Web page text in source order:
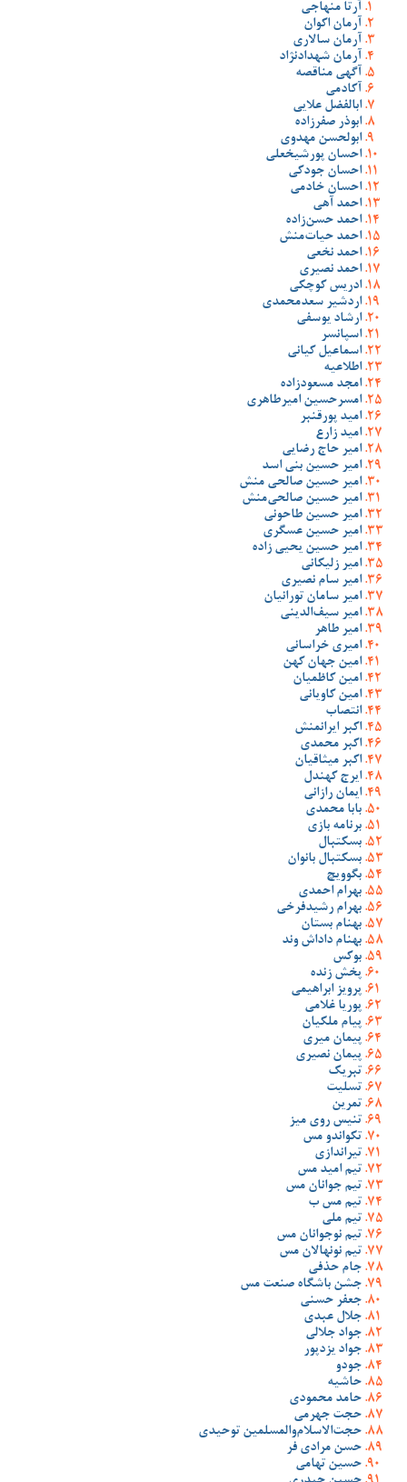
آرتا منهاجی
آرمان اکوان
آرمان سالاری
آرمان شهدادنژاد
آگهی مناقصه
آکادمی
ابالفضل علایی
ابوذر صفرزاده
ابولحسن مهدوی
احسان پورشیخعلی
احسان جودکی
احسان خادمی
احمد آهی
احمد حسن‌زاده
احمد حیات‌منش
احمد نخعی
احمد نصیری
ادریس کوچکی
اردشیر سعدمحمدی
ارشاد یوسفی
اسپانسر
اسماعیل کیانی
اطلاعیه
امجد مسعودزاده
امسرحسین امیرطاهری
امید پورقنبر
امید زارع
امیر حاج رضایی
امیر حسین بنی اسد
امیر حسین صالحی منش
امیر حسین صالحی‌منش
امیر حسین طاحونی
امیر حسین عسگری
امیر حسین یحیی زاده
امیر زلیکانی
امیر سام نصیری
امیر سامان تورانیان
امیر سیف‌الدینی
امیر طاهر
امیری خراسانی
امین جهان کهن
امین کاظمیان
امین کاویانی
انتصاب
اکبر ایرانمنش
اکبر محمدی
اکبر میثاقیان
ایرج کهندل
ایمان رازانی
بابا محمدی
برنامه بازی
بسکتبال
بسکتبال بانوان
بگوویچ
بهرام احمدی
بهرام رشیدفرخی
بهنام بستان
بهنام داداش وند
بوکس
پخش زنده
پرویز ابراهیمی
پوریا غلامی
پیام ملکیان
پیمان میری
پیمان نصیری
تبریک
تسلیت
تمرین
تنیس روی میز
تکواندو مس
تیراندازی
تیم امید مس
تیم جوانان مس
تیم مس ب
تیم ملی
تیم نوجوانان مس
تیم نونهالان مس
جام حذفی
جشن باشگاه صنعت مس
جعفر حسنی
جلال عبدی
جواد جلالی
جواد یزدپور
جودو
حاشیه
حامد محمودی
حجت جهرمی
حجت‌الاسلام‌والمسلمین توحیدی
حسن مرادی فر
حسین تهامی